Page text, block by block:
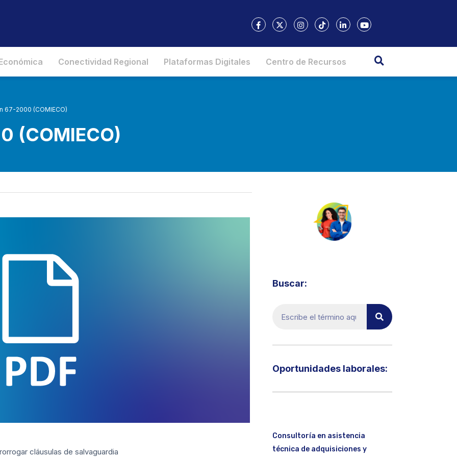
Conectividad Regional Plataformas Digitales Centro de Recursos
67-2000 (COMIECO)
(COMIECO)
cláusulas de salvaguardia
Buscar:
Oportunidades laborales:​
Consultoría en asistencia
técnica de adquisiciones y